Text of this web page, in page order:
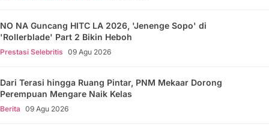
NO NA Guncang HITC LA 2026, 'Jenenge Sopo' di
'Rollerblade' Part 2 Bikin Heboh
Prestasi Selebritis 09 Agu 2026
Dari Terasi hingga Ruang Pintar, PNM Mekaar Dorong
Perempuan Mengare Naik Kelas
Berita 09 Agu 2026